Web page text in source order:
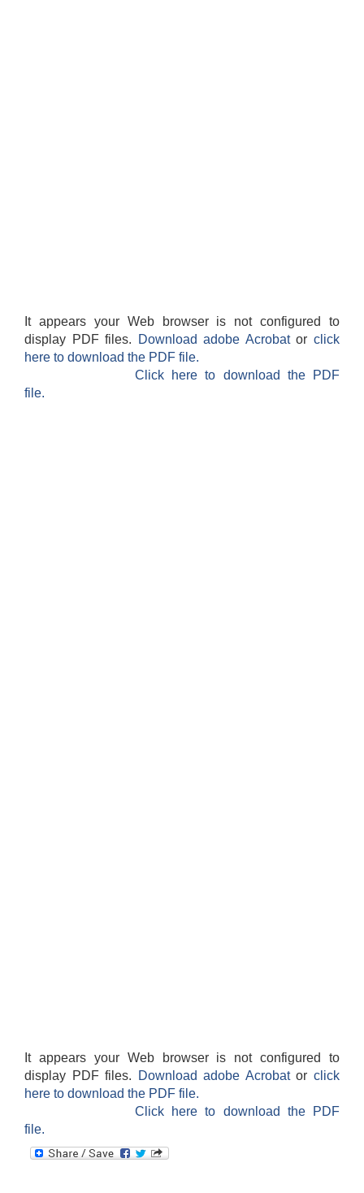
It appears your Web browser is not configured to
display PDF files.
Download adobe Acrobatorclick
here to download the PDF file.
Click here to download the PDF
file.
It appears your Web browser is not configured to
display PDF files.
Download adobe Acrobatorclick
here to download the PDF file.
Click here to download the PDF
file.